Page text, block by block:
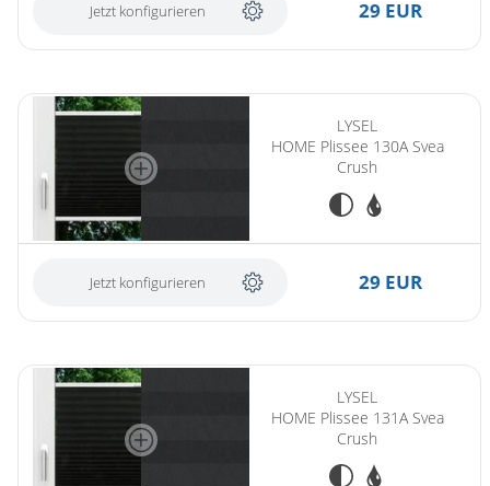
Jetzt konfigurieren 29 EUR
LYSEL
HOME Plissee 130A Svea
Crush
Jetzt konfigurieren 29 EUR
LYSEL
HOME Plissee 131A Svea
Crush